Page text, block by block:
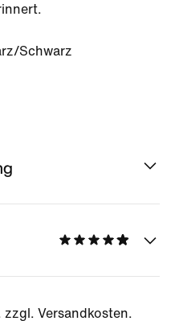
Schwarz
Versandkosten.